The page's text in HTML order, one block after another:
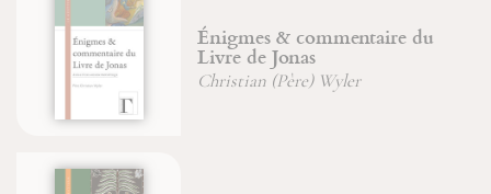
Énigmes & commentaire du
Livre de Jonas
Christian (Père) Wyler